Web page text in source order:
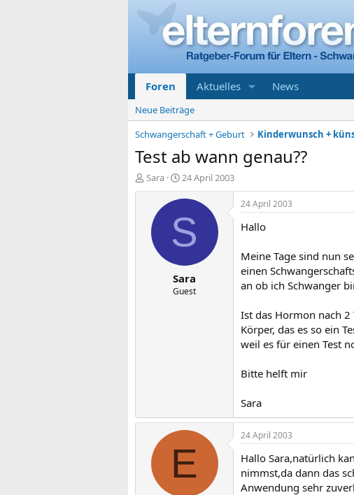
Foren Aktuelles News
Neue Beiträge
Schwangerschaft + Geburt
Kinderwunsch +
Test ab wann genau??
E
r
Sara
E
r
s
t
e
t
a
m
24 April 2003
S
Sara
Guest
24 April 2003
Hallo
Meine Tage sind nun
einen
an ob ich Schwanger
Ist das Hormon nach 2
Körper, das es so ein
weil es für einen Test
Bitte helft mir
Sara
E
24 April 2003
Hallo Sara,natürlich
nimmst,da dann das
Anwendung sehr